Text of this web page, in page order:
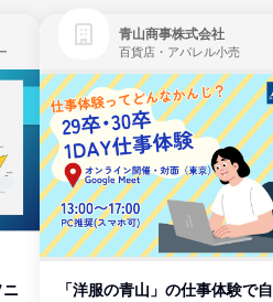
ニ
青山商事株式会社
百貨店・アパレル小売
「洋服の青山」の仕事体験で自